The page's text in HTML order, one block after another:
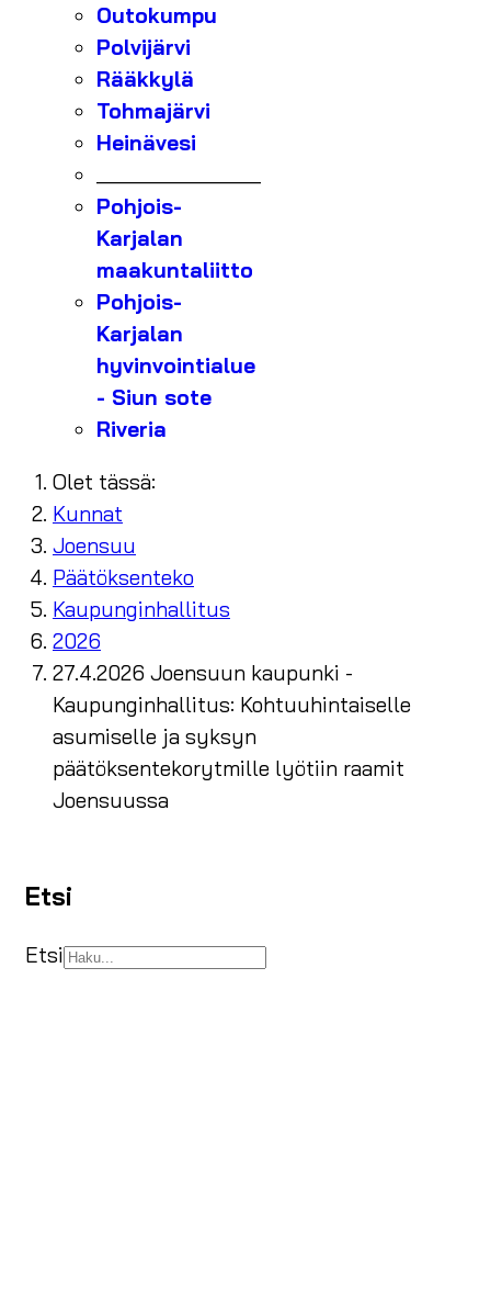
Outokumpu
Polvijärvi
Rääkkylä
Tohmajärvi
Heinävesi
Pohjois-
Karjalan
maakuntaliitto
Pohjois-
Karjalan
hyvinvointialue
- Siun sote
Riveria
Olet tässä:
Kunnat
Joensuu
Päätöksenteko
Kaupunginhallitus
2026
27.4.2026 Joensuun kaupunki -
Kaupunginhallitus: Kohtuuhintaiselle
asumiselle ja syksyn
päätöksentekorytmille lyötiin raamit
Joensuussa
Etsi
Etsi